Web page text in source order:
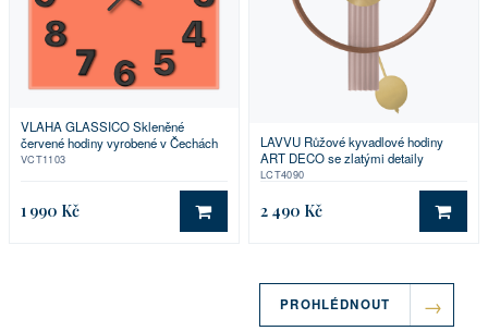
VLAHA GLASSICO Skleněné
červené hodiny vyrobené v Čechách
VCT1103
1 990 Kč DO KOŠÍKU
LAVVU Růžové kyvadlové hodiny
ART DECO se zlatými detaily
LCT4090
2 490 Kč DO
PROHLÉDNOUT